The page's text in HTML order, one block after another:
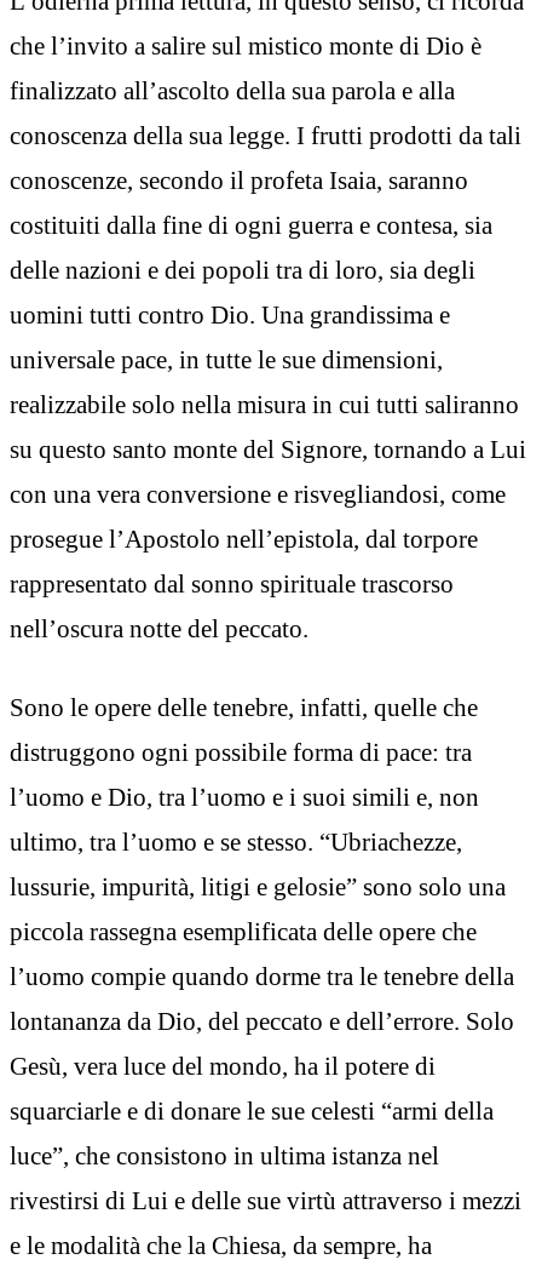
che l’invito a salire sul mistico monte di Dio è
finalizzato all’ascolto della sua parola e alla
conoscenza della sua legge. I frutti prodotti da tali
conoscenze, secondo il profeta Isaia, saranno
costituiti dalla fine di ogni guerra e contesa, sia
delle nazioni e dei popoli tra di loro, sia degli
uomini tutti contro Dio. Una grandissima e
universale pace, in tutte le sue dimensioni,
realizzabile solo nella misura in cui tutti saliranno
su questo santo monte del Signore, tornando a Lui
con una vera conversione e risvegliandosi, come
prosegue l’Apostolo nell’epistola, dal torpore
rappresentato dal sonno spirituale trascorso
nell’oscura notte del peccato.
Sono le opere delle tenebre, infatti, quelle che
distruggono ogni possibile forma di pace: tra
l’uomo e Dio, tra l’uomo e i suoi simili e, non
ultimo, tra l’uomo e se stesso. “Ubriachezze,
lussurie, impurità, litigi e gelosie” sono solo una
piccola rassegna esemplificata delle opere che
l’uomo compie quando dorme tra le tenebre della
lontananza da Dio, del peccato e dell’errore. Solo
Gesù, vera luce del mondo, ha il potere di
squarciarle e di donare le sue celesti “armi della
luce”, che consistono in ultima istanza nel
rivestirsi di Lui e delle sue virtù attraverso i mezzi
e le modalità che la Chiesa, da sempre, ha